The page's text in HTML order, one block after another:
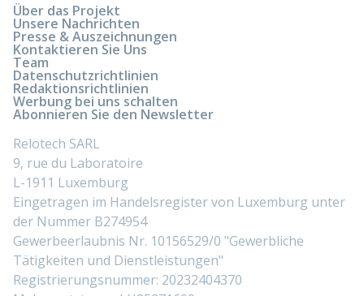
Über das Projekt
Unsere Nachrichten
Presse & Auszeichnungen
Kontaktieren Sie Uns
Team
Datenschutzrichtlinien
Redaktionsrichtlinien
Werbung bei uns schalten
Abonnieren Sie den Newsletter
Relotech SARL
9, rue du Laboratoire
L-1911 Luxemburg
Eingetragen im Handelsregister von Luxemburg unter
der Nummer B274954
Gewerbeerlaubnis Nr. 10156529/0 "Gewerbliche
Tätigkeiten und Dienstleistungen"
Registrierungsnummer: 20232404370